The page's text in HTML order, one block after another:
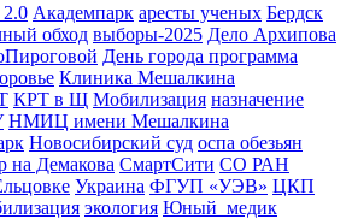
Академпарк аресты ученых Бердск
обход выборы-2025 Дело Архипова
День города программа
Клиника Мешалкина
КРТ в Щ Мобилизация назначение
НМИЦ имени Мешалкина
Новосибирский суд оспа обезьян
на Демакова СмартСити СО РАН
Украина ФГУП «УЭВ» ЦКП
экология Юный_медик